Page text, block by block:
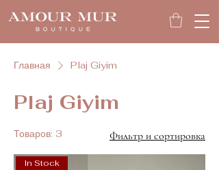
Главная Plaj Giyim
Plaj Giyim
Товаров: 3 Фильтр и сортировка
In Stock